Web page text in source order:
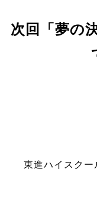
次回「夢の
東進ハイスク